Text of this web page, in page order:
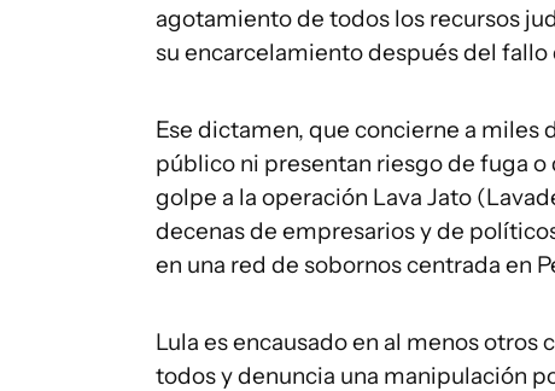
agotamiento de todos los recursos
su encarcelamiento después del
Ese dictamen, que concierne a
público ni presentan riesgo de fuga
golpe a la operación Lava Jato
decenas de empresarios y de
en una red de sobornos centrada en
Lula es encausado en al menos
todos y denuncia una manipulación